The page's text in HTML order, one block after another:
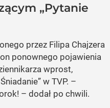
„Pytanie
przez Filipa Chajzera
ponownego pojawienia
wprost,
w TVP. –
– dodał po chwili.